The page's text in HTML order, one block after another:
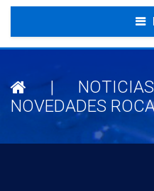
| NOTICIAS
NOVEDADES